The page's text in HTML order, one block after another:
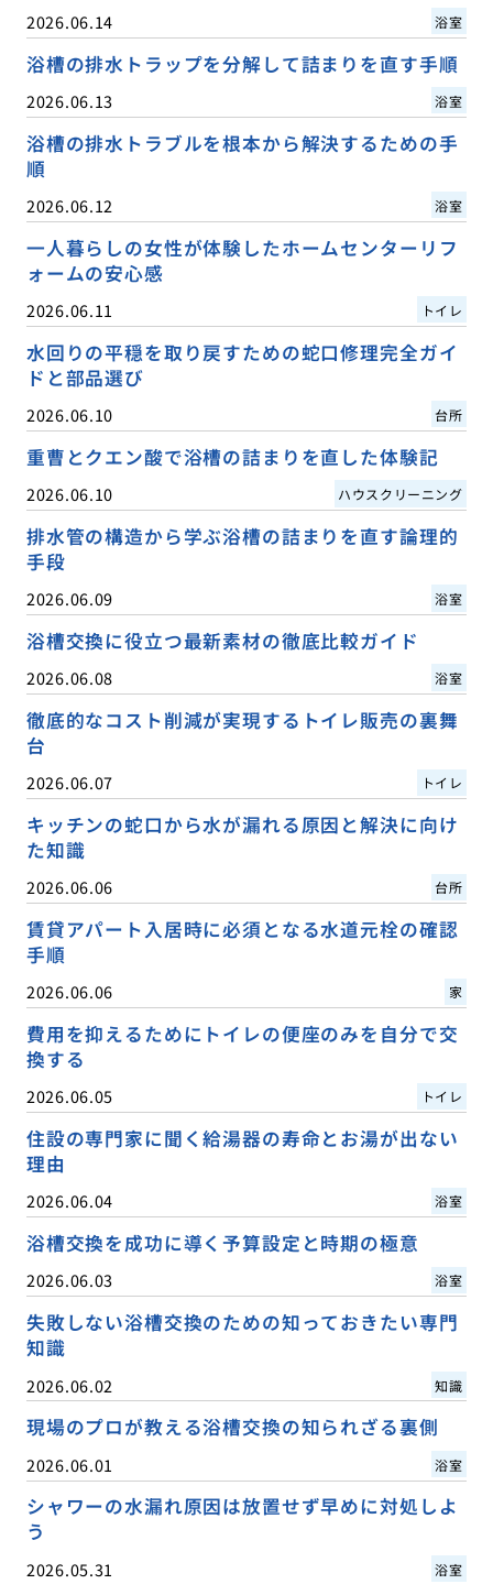
2026.06.14 浴室
浴槽の排水トラップを分解して詰まりを直す手順
2026.06.13 浴室
浴槽の排水トラブルを根本から解決するための手
順
2026.06.12 浴室
一人暮らしの女性が体験したホームセンターリフ
ォームの安心感
2026.06.11 トイレ
水回りの平穏を取り戻すための蛇口修理完全ガイ
ドと部品選び
2026.06.10 台所
重曹とクエン酸で浴槽の詰まりを直した体験記
2026.06.10 ハウスクリーニング
排水管の構造から学ぶ浴槽の詰まりを直す論理的
手段
2026.06.09 浴室
浴槽交換に役立つ最新素材の徹底比較ガイド
2026.06.08 浴室
徹底的なコスト削減が実現するトイレ販売の裏舞
台
2026.06.07 トイレ
キッチンの蛇口から水が漏れる原因と解決に向け
た知識
2026.06.06 台所
賃貸アパート入居時に必須となる水道元栓の確認
手順
2026.06.06 家
費用を抑えるためにトイレの便座のみを自分で交
換する
2026.06.05 トイレ
住設の専門家に聞く給湯器の寿命とお湯が出ない
理由
2026.06.04 浴室
浴槽交換を成功に導く予算設定と時期の極意
2026.06.03 浴室
失敗しない浴槽交換のための知っておきたい専門
知識
2026.06.02 知識
現場のプロが教える浴槽交換の知られざる裏側
2026.06.01 浴室
シャワーの水漏れ原因は放置せず早めに対処しよ
う
2026.05.31 浴室